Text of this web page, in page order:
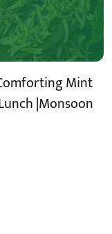
Mint
|Monsoon